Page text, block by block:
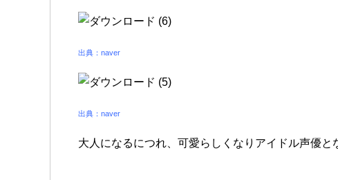
出典：naver
出典：naver
大人になるにつれ、可愛らしくなりアイドル声優と